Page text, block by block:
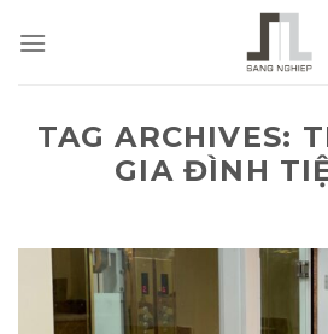
TAG ARCHIVES:
GIA ĐÌNH